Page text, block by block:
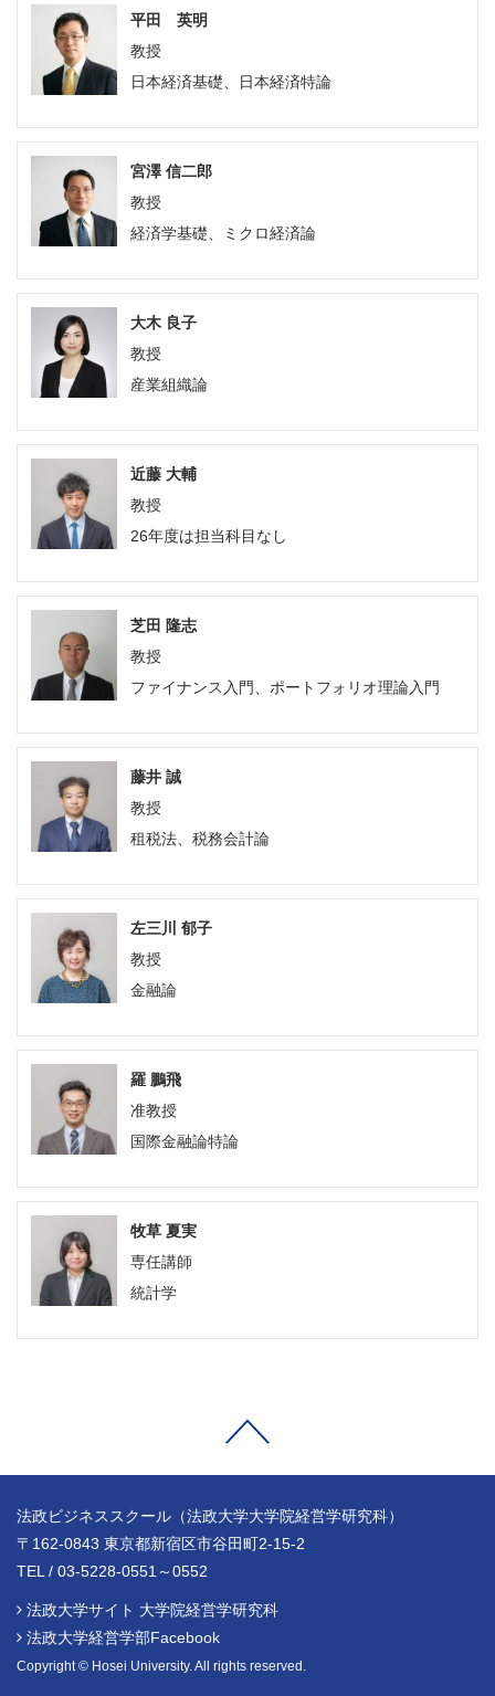
平田 英明
教授
日本経済基礎、日本経済特論
宮澤 信二郎
教授
経済学基礎、ミクロ経済論
大木 良子
教授
産業組織論
近藤 大輔
教授
26年度は担当科目なし
芝田 隆志
教授
ファイナンス入門、ポートフォリオ理論入門
藤井 誠
教授
租税法、税務会計論
左三川 郁子
教授
金融論
羅 鵬飛
准教授
国際金融論特論
牧草 夏実
専任講師
統計学
法政ビジネススクール（法政大学大学院経営学研究科）
〒162-0843 東京都新宿区市谷田町2-15-2
TEL / 03-5228-0551～0552
法政大学サイト 大学院経営学研究科
法政大学経営学部Facebook
Copyright © Hosei University. All rights reserved.